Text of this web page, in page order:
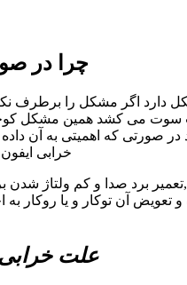
چرا در
اگر مشکل را برطرف
می کشد همین مشکل کوچک
که اهمیتی به آن داده
خرابی
برد صدا و کم ولتاژ شدن
آن توکار و یا روکار به
علت